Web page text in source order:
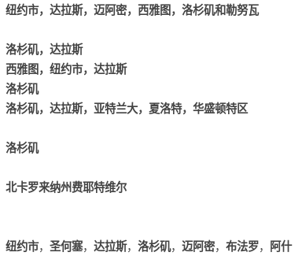
纽约市，达拉斯，迈阿密，西雅图，洛杉矶和勒努瓦
洛杉矶，达拉斯
西雅图，纽约市，达拉斯
洛杉矶
洛杉矶，达拉斯，亚特兰大，夏洛特，华盛顿特区
洛杉矶
北卡罗来纳州费耶特维尔
纽约市， 圣何塞， 达拉斯， 洛杉矶， 迈阿密， 布法罗，
阿什